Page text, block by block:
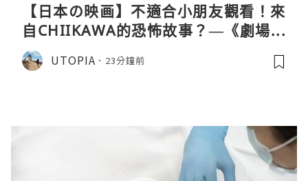
【日本の映画】不適合小朋友觀看！來
自CHIIKAWA的恐怖故事？—《劇場版
CHIIKAWA 人魚島的秘密》
UTOPIA 23分鐘前